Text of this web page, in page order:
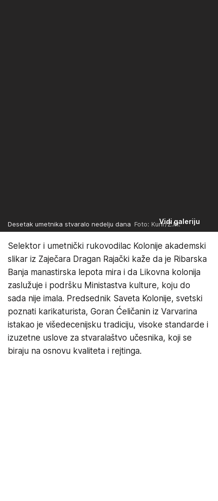
Vidi galeriju
Desetak umetnika stvaralo nedelju dana Foto: Kurir/Ž.M.
Selektor i umetnički rukovodilac Kolonije akademski
slikar iz Zaječara Dragan Rajački kaže da je Ribarska
Banja manastirska lepota mira i da Likovna kolonija
zaslužuje i podršku Ministastva kulture, koju do
sada nije imala. Predsednik Saveta Kolonije, svetski
poznati karikaturista, Goran Ćeličanin iz Varvarina
istakao je višedecenijsku tradiciju, visoke standarde i
izuzetne uslove za stvaralaštvo učesnika, koji se
biraju na osnovu kvaliteta i rejtinga.